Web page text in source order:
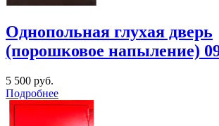
Однопольная глухая дверь
(порошковое напыление)
5 500 руб.
Подробнее